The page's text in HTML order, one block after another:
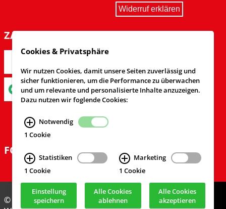
Widerruf erklären
ZAHLARTEN
FOLGEN SIE UNS
© Feuerwehrversand 2024
Cookies & Privatsphäre
Wir nutzen Cookies, damit unsere Seiten zuverlässig und
sicher funktionieren, um die Performance zu überwachen
und um relevante und personalisierte Inhalte anzuzeigen.
Dazu nutzen wir foglende Cookies:
Notwendig
1 Cookie
Statistiken
1 Cookie
Marketing
1 Cookie
Einstellung
speichern
Alle Cookies
ablehnen
Alle Cookies
akzeptieren